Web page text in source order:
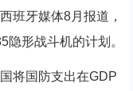
班牙媒体8月报道，
隐形战斗机的计划。
将国防支出在GDP